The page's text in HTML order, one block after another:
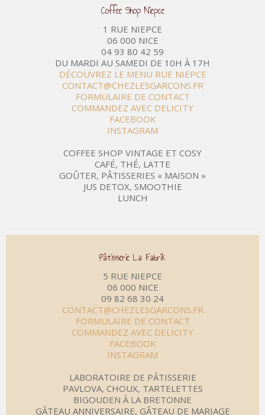
Coffee Shop Niepce
1 RUE NIEPCE
06 000 NICE
04 93 80 42 59
DU MARDI AU SAMEDI DE 10H À 17H
DÉCOUVREZ LE MENU RUE NIEPCE
CONTACT@CHEZLESGARCONS.FR
FORMULAIRE DE CONTACT
COMMANDEZ AVEC DELICITY
FACEBOOK
INSTAGRAM
COFFEE SHOP VINTAGE ET COSY
CAFÉ, THÉ, LATTE
GOÛTER, PÂTISSERIES « MAISON »
JUS DETOX, SMOOTHIE
LUNCH
Pâtisserie La Fabrik
5 RUE NIEPCE
06 000 NICE
09 82 68 30 24
CONTACT@CHEZLESGARCONS.FR
FORMULAIRE DE CONTACT
COMMANDEZ AVEC DELICITY
FACEBOOK
INSTAGRAM
LABORATOIRE DE PÂTISSERIE
PAVLOVA, CHOUX, TARTELETTES
BIGOUDEN À LA BRETONNE
GÂTEAU ANNIVERSAIRE, GÂTEAU DE MARIAGE